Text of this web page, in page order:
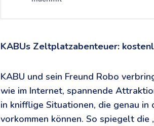
KABUs Zeltplatzabenteuer:
KABU und sein Freund Robo
wie im Internet, spannende
in knifflige Situationen, die genau
vorkommen können. So spiegelt